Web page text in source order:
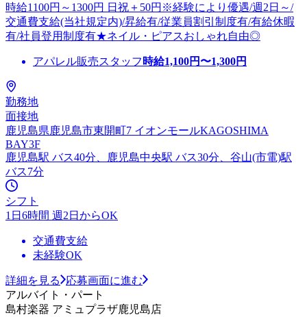
時給1100円～1300円 日祝＋50円※経験により優遇/週2日～/
交通費支給(当社規定内)/昇給有/従業員割引制度有/有給休暇
有/社員登用制度有★ネイル・ピアスおしゃれ自由◎
アパレル販売スタッフ 時給1,100円〜1,300円
勤務地
面接地
鹿児島県鹿児島市東開町7 イオンモールKAGOSHIMA
BAY3F
鹿児島駅 バス40分、鹿児島中央駅 バス30分、谷山(市電)駅
バス7分
シフト
1日6時間 週2日からOK
交通費支給
未経験OK
詳細を見る
応募画面に進む
アルバイト・パート
島村楽器 アミュプラザ鹿児島店